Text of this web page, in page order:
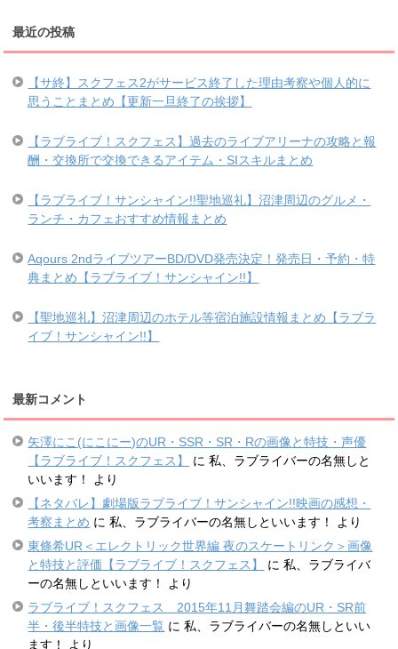
最近の投稿
【サ終】スクフェス2がサービス終了した理由考察や個人的に
思うことまとめ【更新一旦終了の挨拶】
【ラブライブ！スクフェス】過去のライブアリーナの攻略と報
酬・交換所で交換できるアイテム・SIスキルまとめ
【ラブライブ！サンシャイン!!聖地巡礼】沼津周辺のグルメ・
ランチ・カフェおすすめ情報まとめ
Aqours 2ndライブツアーBD/DVD発売決定！発売日・予約・特
典まとめ【ラブライブ！サンシャイン!!】
【聖地巡礼】沼津周辺のホテル等宿泊施設情報まとめ【ラブラ
イブ！サンシャイン!!】
最新コメント
矢澤にこ(にこにー)のUR・SSR・SR・Rの画像と特技・声優
【ラブライブ！スクフェス】
に私、ラブライバーの名無しと
いいます！
より
【ネタバレ】劇場版ラブライブ！サンシャイン!!映画の感想・
考察まとめ に私、ラブライバーの名無しといいます！
より
東條希UR＜エレクトリック世界編 夜のスケートリンク＞画像
と特技と評価【ラブライブ！スクフェス】
に私、ラブライバ
ーの名無しといいます！
より
ラブライブ！スクフェス 2015年11月舞踏会編のUR・SR前
半・後半特技と画像一覧 に私、ラブライバーの名無しといい
ます！
より